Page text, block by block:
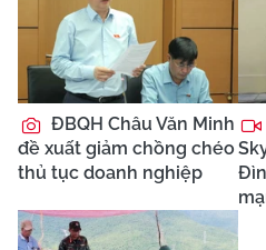
ĐBQH Châu Văn Minh
đề xuất giảm chồng chéo
thủ tục doanh nghiệp